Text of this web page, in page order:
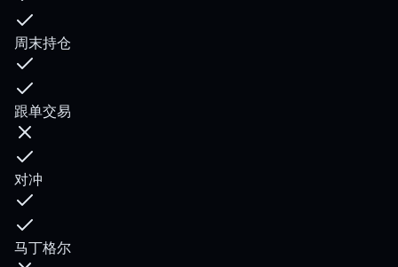
周末持仓
跟单交易
对冲
马丁格尔